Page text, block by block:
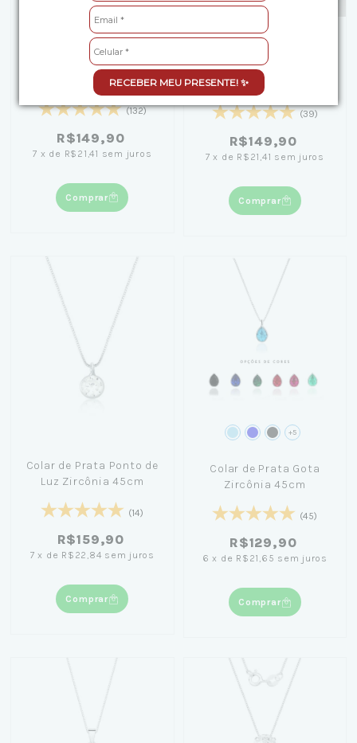
RECEBER MEU PRESENTE! ✨
Colar de Prata Letra
Inicial Cravejadas com
Zircônias 45cm
(132)
R$149,90
7 x de R$21,41 sem juros
Comprar
[Caixa Laço Azul] Colar
de Prata Coração Ponto
de Luz 45cm
(39)
R$149,90
7 x de R$21,41 sem juros
Comprar
Colar de Prata Ponto de
Luz Zircônia 45cm
(14)
R$159,90
7 x de R$22,84 sem juros
Comprar
+5
Colar de Prata Gota
Zircônia 45cm
(45)
R$129,90
6 x de R$21,65 sem juros
Comprar